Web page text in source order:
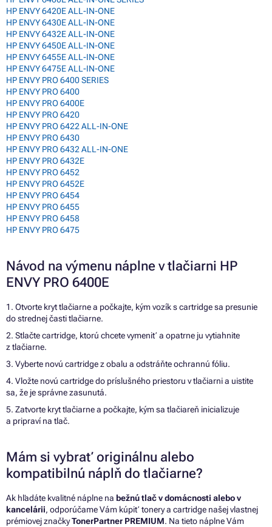
HP ENVY 6420E ALL-IN-ONE
HP ENVY 6430E ALL-IN-ONE
HP ENVY 6432E ALL-IN-ONE
HP ENVY 6450E ALL-IN-ONE
HP ENVY 6455E ALL-IN-ONE
HP ENVY 6475E ALL-IN-ONE
HP ENVY PRO 6400 SERIES
HP ENVY PRO 6400
HP ENVY PRO 6400E
HP ENVY PRO 6420
HP ENVY PRO 6422 ALL-IN-ONE
HP ENVY PRO 6430
HP ENVY PRO 6432 ALL-IN-ONE
HP ENVY PRO 6432E
HP ENVY PRO 6452
HP ENVY PRO 6452E
HP ENVY PRO 6454
HP ENVY PRO 6455
HP ENVY PRO 6458
HP ENVY PRO 6475
Návod na výmenu náplne v tlačiarni HP
ENVY PRO 6400E
1. Otvorte kryt tlačiarne a počkajte, kým vozík s cartridge sa presunie
do strednej časti tlačiarne.
2. Stlačte cartridge, ktorú chcete vymeniť a opatrne ju vytiahnite
z tlačiarne.
3. Vyberte novú cartridge z obalu a odstráňte ochrannú fóliu.
4. Vložte novú cartridge do príslušného priestoru v tlačiarni a uistite
sa, že je správne zasunutá.
5. Zatvorte kryt tlačiarne a počkajte, kým sa tlačiareň inicializuje
a pripraví na tlač.
Mám si vybrať originálnu alebo
kompatibilnú náplň do tlačiarne?
Ak hľadáte kvalitné náplne na bežnú tlač v domácnosti alebo v
kancelárii, odporúčame Vám kúpiť tonery a cartridge našej vlastnej
prémiovej značkyTonerPartner PREMIUM. Na tieto náplne Vám